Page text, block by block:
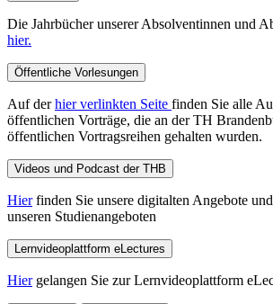
Die Jahrbücher unserer Absolventinnen und
hier.
Öffentliche Vorlesungen
Auf derhier verlinkten Seite finden Sie alle
öffentlichen Vorträge, die an der TH
öffentlichen Vortragsreihen gehalten wurden.
Videos und Podcast der THB
Hierfinden Sie unsere digitalten Angebote
unseren Studienangeboten
Lernvideoplattform eLectures
Hiergelangen Sie zur Lernvideoplattform